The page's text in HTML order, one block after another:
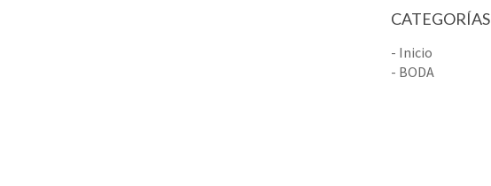
CATEGORÍAS
- Inicio
- BODA